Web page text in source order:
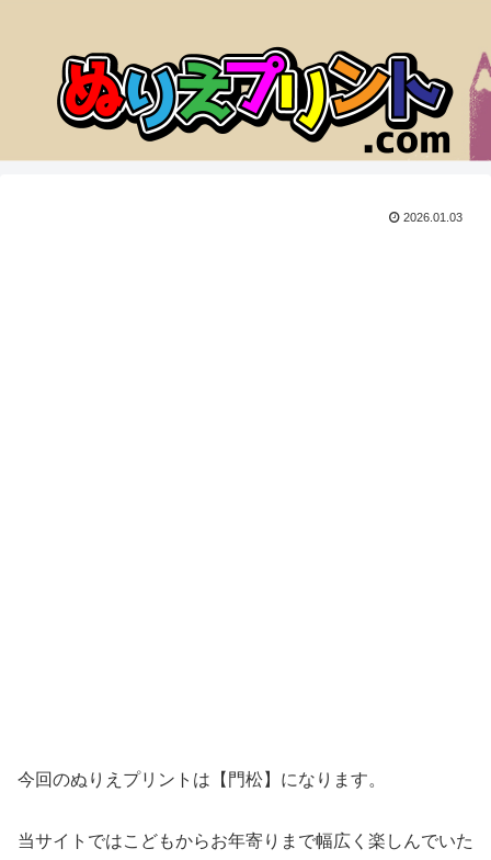
2026.01.03
今回のぬりえプリントは【門松】になります。
当サイトではこどもからお年寄りまで幅広く楽しんでいた